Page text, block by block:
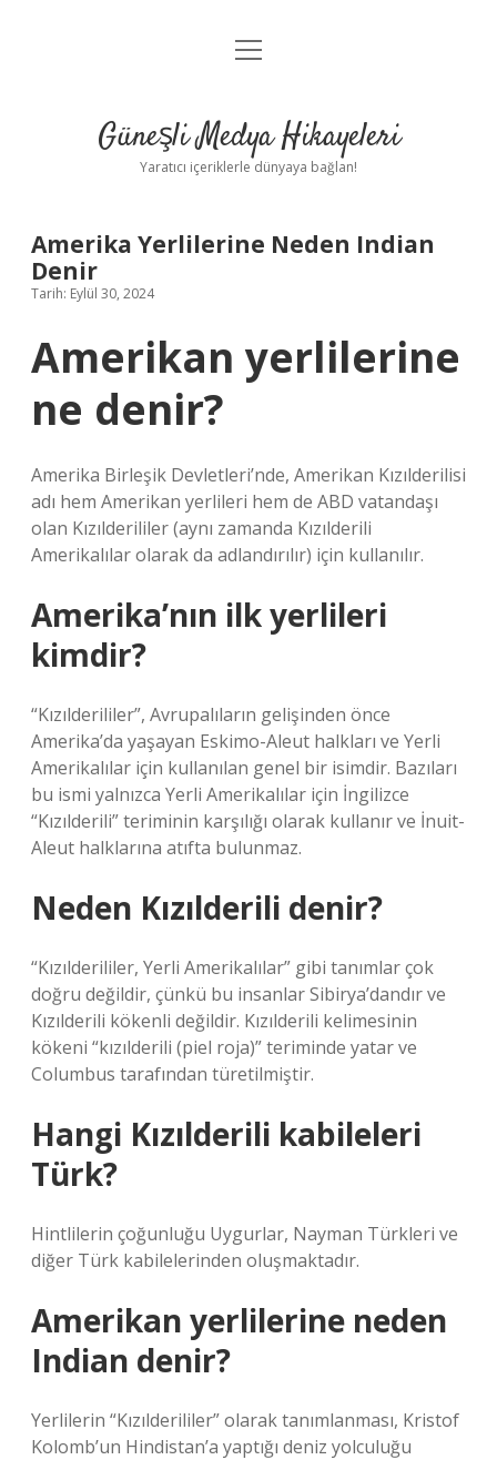
Anasayfa
Yasal Uyarı
menüyü
Güneşli Medya Hikayeleri
Yaratıcı içeriklerle dünyaya bağlan!
Amerika Yerlilerine Neden Indian
Denir
Tarih: Eylül 30, 2024
Amerikan yerlilerine
ne denir?
Amerika Birleşik Devletleri’nde, Amerikan Kızılderilisi
adı hem Amerikan yerlileri hem de ABD vatandaşı
olan Kızılderililer (aynı zamanda Kızılderili
Amerikalılar olarak da adlandırılır) için kullanılır.
Amerika’nın ilk yerlileri
kimdir?
“Kızılderililer”, Avrupalıların gelişinden önce
Amerika’da yaşayan Eskimo-Aleut halkları ve Yerli
Amerikalılar için kullanılan genel bir isimdir. Bazıları
bu ismi yalnızca Yerli Amerikalılar için İngilizce
“Kızılderili” teriminin karşılığı olarak kullanır ve İnuit-
Aleut halklarına atıfta bulunmaz.
Neden Kızılderili denir?
“Kızılderililer, Yerli Amerikalılar” gibi tanımlar çok
doğru değildir, çünkü bu insanlar Sibirya’dandır ve
Kızılderili kökenli değildir. Kızılderili kelimesinin
kökeni “kızılderili (piel roja)” teriminde yatar ve
Columbus tarafından türetilmiştir.
Hangi Kızılderili kabileleri
Türk?
Hintlilerin çoğunluğu Uygurlar, Nayman Türkleri ve
diğer Türk kabilelerinden oluşmaktadır.
Amerikan yerlilerine neden
Indian denir?
Yerlilerin “Kızılderililer” olarak tanımlanması, Kristof
Kolomb’un Hindistan’a yaptığı deniz yolculuğu